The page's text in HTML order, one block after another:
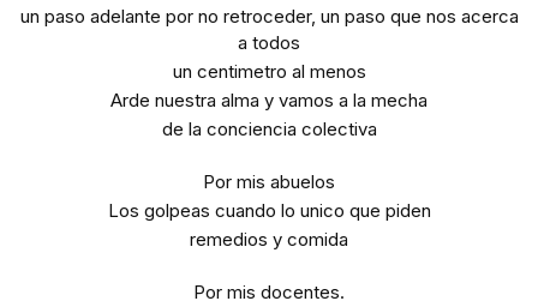
un paso adelante por no retroceder, un paso que nos acerca
a todos
un centimetro al menos
Arde nuestra alma y vamos a la mecha
de la conciencia colectiva
Por mis abuelos
Los golpeas cuando lo unico que piden
remedios y comida
Por mis docentes.